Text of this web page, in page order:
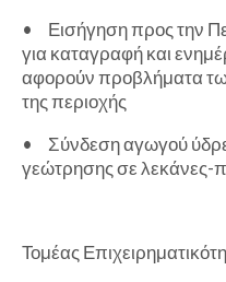
•
Εισήγηση προς την
για καταγραφή και
αφορούν προβλήματα
της περιοχής
•
Σύνδεση αγωγού
γεώτρησης σε λεκάνες-
Τομέας